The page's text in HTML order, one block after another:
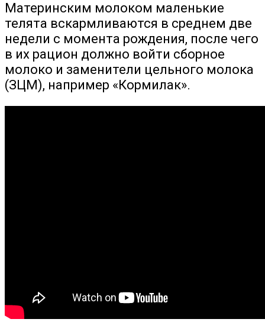
Материнским молоком маленькие
телята вскармливаются в среднем две
недели с момента рождения, после чего
в их рацион должно войти сборное
молоко и заменители цельного молока
(ЗЦМ), например «Кормилак».